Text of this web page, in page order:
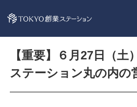
【重要】６月27日（土
ステーション丸の内の